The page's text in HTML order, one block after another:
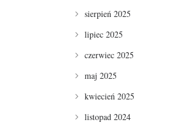
sierpień 2025
lipiec 2025
czerwiec 2025
maj 2025
kwiecień 2025
listopad 2024